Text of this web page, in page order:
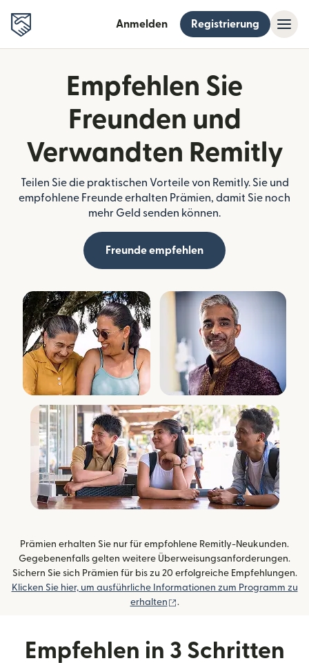
Anmelden Registrierung
Empfehlen Sie
Freunden und
Verwandten Remitly
Teilen Sie die praktischen Vorteile von Remitly. Sie und
empfohlene Freunde erhalten Prämien, damit Sie noch
mehr Geld senden können.
Freunde empfehlen
Prämien erhalten Sie nur für empfohlene Remitly-Neukunden.
Gegebenenfalls gelten weitere Überweisungsanforderungen.
Sichern Sie sich Prämien für bis zu 20 erfolgreiche Empfehlungen.
Klicken Sie hier, um ausführliche Informationen zum Programm zu
erhalten
.
Empfehlen in 3 Schritten